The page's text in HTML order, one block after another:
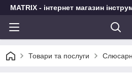
MATRIX - інтернет магазин
Товари та послуги